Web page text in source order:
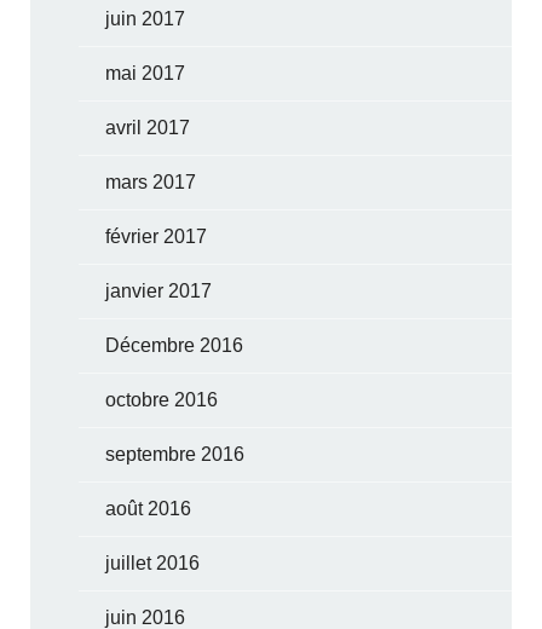
juin 2017
mai 2017
avril 2017
mars 2017
février 2017
janvier 2017
Décembre 2016
octobre 2016
septembre 2016
août 2016
juillet 2016
juin 2016